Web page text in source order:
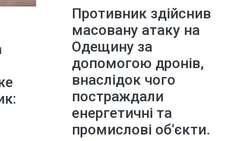
Противник здійснив
масовану атаку на
Одещину за
допомогою дронів,
внаслідок чого
постраждали
енергетичні та
промислові об'єкти.